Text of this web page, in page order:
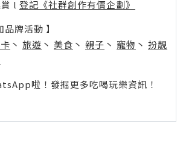
l 登記《社群創作有價企劃》
牌活動 】
丶 旅遊 丶 美食 丶 親子 丶 寵物 丶 扮靚
啦！發掘更多吃喝玩樂資訊！